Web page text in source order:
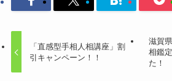
「直感型手相人相講座」割
引キャンペーン！！
滋賀
相鑑
た！